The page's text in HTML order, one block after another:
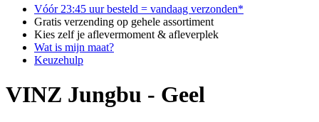
Vóór 23:45 uur besteld = vandaag verzonden*
Gratis verzending op gehele assortiment
Kies zelf je aflevermoment & afleverplek
Wat is mijn maat?
Keuzehulp
VINZ Jungbu - Geel